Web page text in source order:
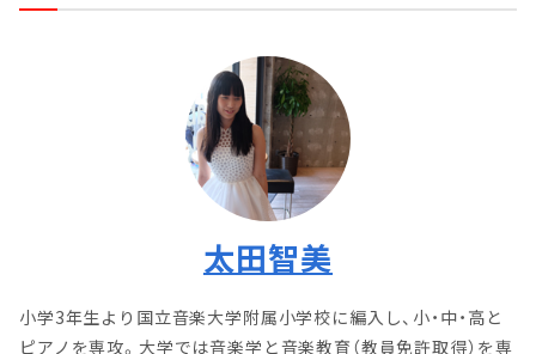
太田智美
小学3年生より国立音楽大学附属小学校に編入し、小・中・高と
ピアノを専攻。大学では音楽学と音楽教育（教員免許取得）を専